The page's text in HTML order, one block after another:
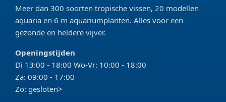
Meer dan 300 soorten tropische vissen, 20 modellen
aquaria en 6 m aquariumplanten. Alles voor een
gezonde en heldere vijver.
Openingstijden
Di 13:00 - 18:00 Wo-Vr: 10:00 - 18:00
Za: 09:00 - 17:00
Zo: gesloten>